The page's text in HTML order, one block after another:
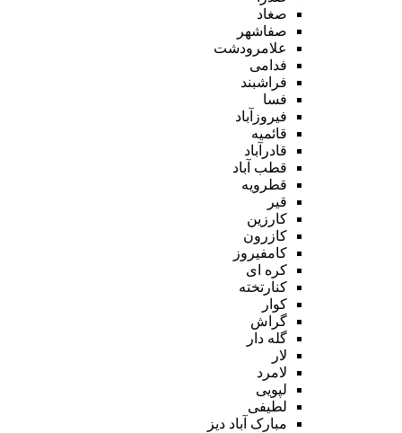
صغاد
صفاشهر
علامرودشت
فدامی
فراشبند
فسا
فیروزآباد
قائمیه
قادرآباد
قطب آباد
قطرویه
قیر
کارزین
کازرون
کامفیروز
کره ای
کنارتخته
کوار
گراش
گله دار
لار
لامرد
لپویی
لطیفی
مبارک آباد دیز